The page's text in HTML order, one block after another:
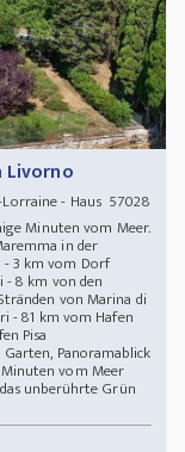
Livorno
- Haus 57028
Minuten vom Meer.
in der
3 km vom Dorf
- 8 km von den
von Marina di
- 81 km vom Hafen
Pisa
Panoramablick
vom Meer
unberührte Grün